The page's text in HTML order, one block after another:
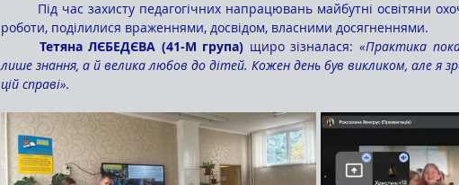
роботи, поділилися враженнями, досвідом, власними досягненнями.
	Тетяна ЛЄБЕДЄВА (41-М група)
щиро зізналася: «Практика
лише знання, а й велика любов до дітей. Кожен день був викликом, але я
цій справі».